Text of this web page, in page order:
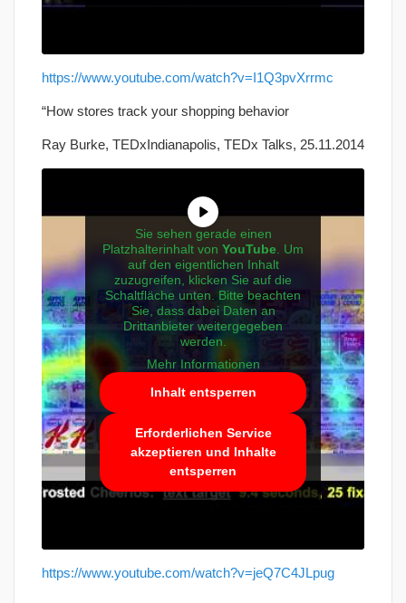
https://www.youtube.com/watch?v=I1Q3pvXrrmc
“How stores track your shopping behavior
Ray Burke, TEDxIndianapolis, TEDx Talks, 25.11.2014
Sie sehen gerade einen
Platzhalterinhalt von YouTube. Um
auf den eigentlichen Inhalt
zuzugreifen, klicken Sie auf die
Schaltfläche unten. Bitte beachten
Sie, dass dabei Daten an
Drittanbieter weitergegeben
werden.
Mehr Informationen
Inhalt entsperren
Erforderlichen Service
akzeptieren und Inhalte
entsperren
https://www.youtube.com/watch?v=jeQ7C4JLpug